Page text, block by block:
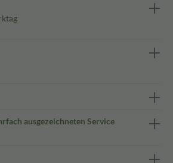
ausgezeichneten Service